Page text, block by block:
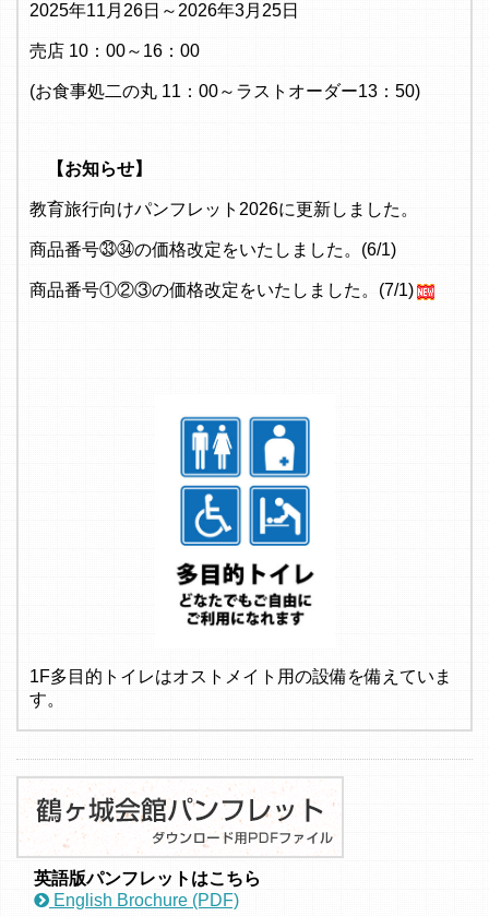
2025年11月26日～2026年3月25日
売店 10：00～16：00
(お食事処二の丸 11：00～ラストオーダー13：50)
【お知らせ】
教育旅行向けパンフレット2026に更新しました。
商品番号㉝㉞の価格改定をいたしました。(6/1)
商品番号①②③の価格改定をいたしました。(7/1)
1F多目的トイレはオストメイト用の設備を備えていま
す。
英語版パンフレットはこちら
English Brochure (PDF)